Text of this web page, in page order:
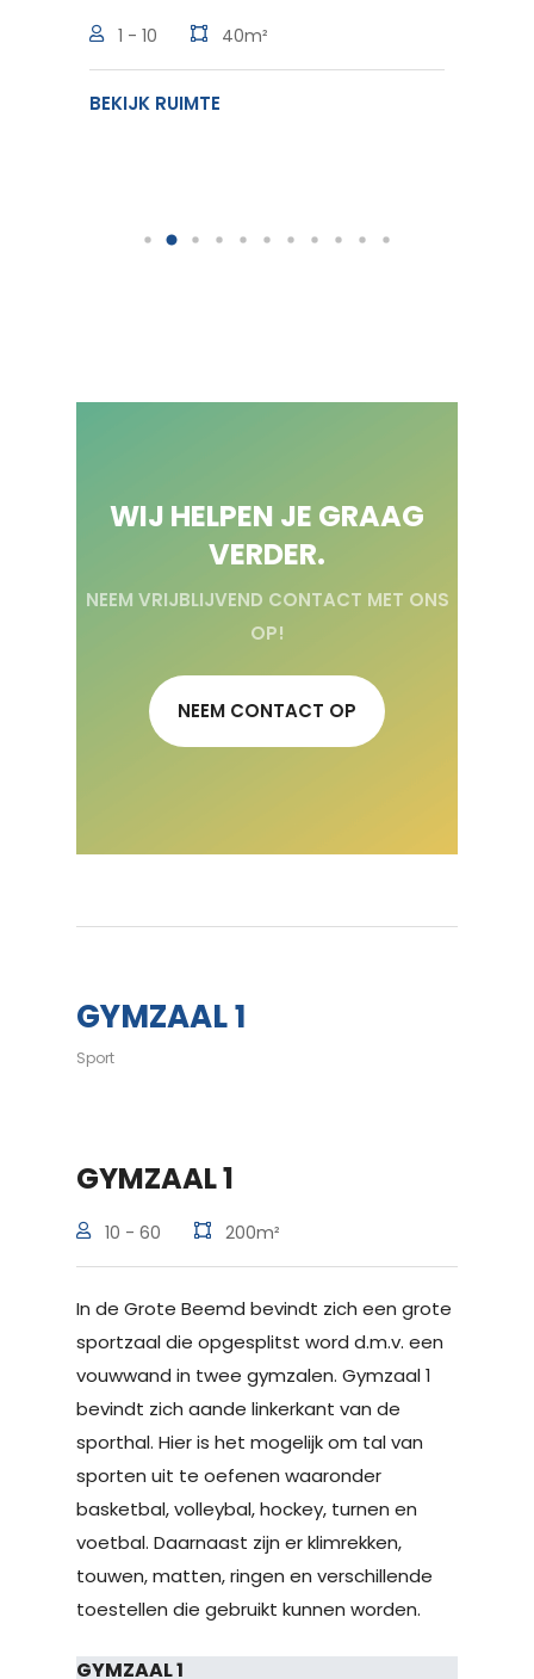
1 - 10 40m²
BEKIJK RUIMTE
WIJ HELPEN JE GRAAG
VERDER.
NEEM VRIJBLIJVEND CONTACT MET ONS
OP!
NEEM CONTACT OP
GYMZAAL 1
Sport
GYMZAAL 1
10 - 60 200m²
In de Grote Beemd bevindt zich een grote
sportzaal die opgesplitst word d.m.v. een
vouwwand in twee gymzalen. Gymzaal 1
bevindt zich aande linkerkant van de
sporthal. Hier is het mogelijk om tal van
sporten uit te oefenen waaronder
basketbal, volleybal, hockey, turnen en
voetbal. Daarnaast zijn er klimrekken,
touwen, matten, ringen en verschillende
toestellen die gebruikt kunnen worden.
GYMZAAL 1